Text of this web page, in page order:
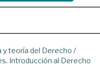
y teoría del Derecho /
Introducción al Derecho